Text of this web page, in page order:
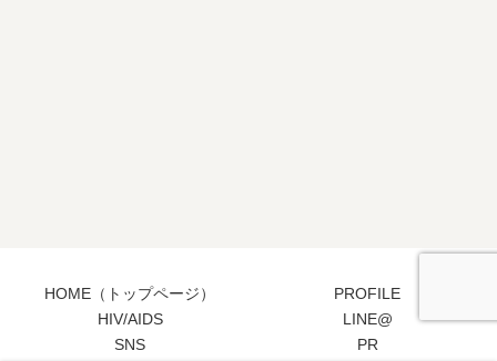
HOME（トップページ）
PROFILE
HIV/AIDS
LINE@
SNS
PR